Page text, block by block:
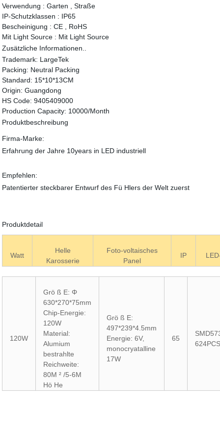
Verwendung : Garten , Straße
IP-Schutzklassen : IP65
Bescheinigung : CE , RoHS
Mit Light Source : Mit Light Source
Zusätzliche Informationen..
Trademark: LargeTek
Packing: Neutral Packing
Standard: 15*10*13CM
Origin: Guangdong
HS Code: 9405409000
Production Capacity: 10000/Month
Produktbeschreibung
Firma-Marke:
Erfahrung der Jahre 10years in LED industriell
Empfehlen:
Patentierter steckbarer Entwurf des Fü Hlers der Welt zuerst
Produktdetail
Watt
Helle
Karosserie
Foto-voltaisches
Panel
IP
120W
Grö ß E: Φ
630*270*75mm
Chip-Energie:
120W
Material:
Alumium
bestrahlte
Reichweite:
80M ² /5-6M
Hö He
Grö ß E:
497*239*4.5mm
Energie: 6V,
monocryatalline
17W
65